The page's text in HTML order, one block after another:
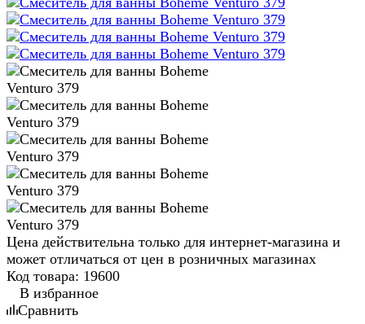
Цена действительна только для интернет-магазина и
может отличаться от цен в розничных магазинах
Код товара: 19600
В избранное
Сравнить